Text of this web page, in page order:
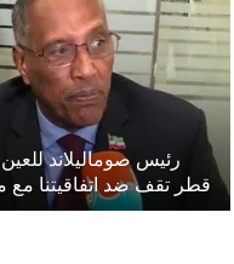
رئيس صوماليلاند للعين
قطر تقف ضد اتفاقيتنا مع